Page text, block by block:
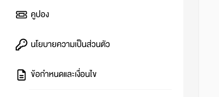
คูปอง
นโยบายความเป็นส่วนตัว
ข้อกำหนดและเงื่อนไข